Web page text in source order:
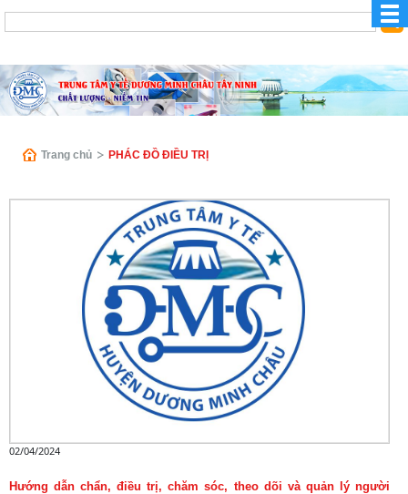
Trang chủ PHÁC ĐỒ ĐIỀU TRỊ
02/04/2024
Hướng dẫn chẩn, điều trị, chăm sóc, theo dõi và quản lý người